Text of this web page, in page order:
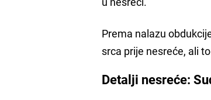
Prema nalazu
srca prije nesreće, ali
Detalji nesreće: